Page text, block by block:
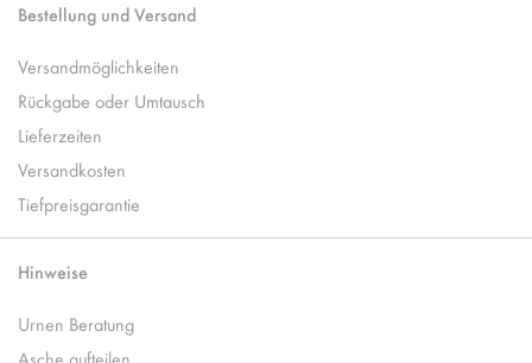
Bestellung und Versand
Versandmöglichkeiten
Rückgabe oder Umtausch
Lieferzeiten
Versandkosten
Tiefpreisgarantie
Hinweise
Urnen Beratung